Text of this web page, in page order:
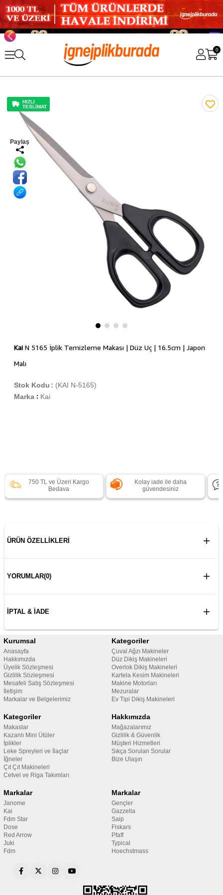
0
HIZLI
TESLİMAT
Paylaş
KaiN 5165 İplik Temizleme Makası | Düz Uç | 16.5cm | Japon
Malı
(KAI N-5165)
Stok Kodu
Marka : Kai
750 TL ve Üzeri Kargo
Bedava
Kolay iade ile daha
güvendesiniz
ÜRÜN ÖZELLIKLERI
YORUMLAR(0)
İPTAL & İADE
Kurumsal
Anasayfa
Hakkımızda
Üyelik Sözleşmesi
Gizlilik Sözleşmesi
Mesafeli Satış Sözleşmesi
İletişim
Markalar ve Belgelerimiz
Kategoriler
Çuval Ağzı Makineler
Düz Dikiş Makineleri
Overlok Dikiş Makineleri
Kartela Kesim Makineleri
Makine Motorları
Mezuralar
Ev Tipi Dikiş Makineleri
Kategoriler
Makaslar
Kazanlı Mini Ütüler
İplikler
Leke Spreyleri ve İlaçlar
İğneler
Çıt Çıt Makineleri
Cetvel ve Riga Takımları
Hakkımızda
Mağazalarımız
Gizlilik & Güvenlik
Müşteri Hizmetleri
Sıkça Sorulan Sorular
Bize Ulaşın
Markalar
Janome
Kai
Fdm Star
Dose
Red Arrow
Juki
Fdm
Markalar
Gençler
Gazzella
Saip
Fiskars
Pfaff
Typical
Hoechstmass